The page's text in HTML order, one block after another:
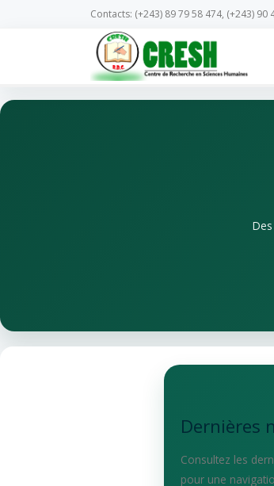
Contacts: (+243) 89 79 58 474, (+243) 90
Dernières
Consultez les
pour une